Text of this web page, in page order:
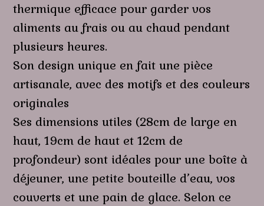
thermique efficace pour garder vos
aliments au frais ou au chaud pendant
plusieurs heures.
Son design unique en fait une pièce
artisanale, avec des motifs et des couleurs
originales
Ses dimensions utiles (28cm de large en
haut, 19cm de haut et 12cm de
profondeur) sont idéales pour une boîte à
déjeuner, une petite bouteille d’eau, vos
couverts et une pain de glace. Selon ce